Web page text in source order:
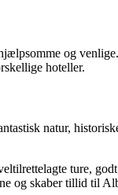
og
hoteller.
natur,
ture,
og skaber tillid til